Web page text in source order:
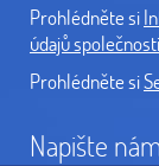
Prohlédněte si
údajů
Prohlédněte si
Napište